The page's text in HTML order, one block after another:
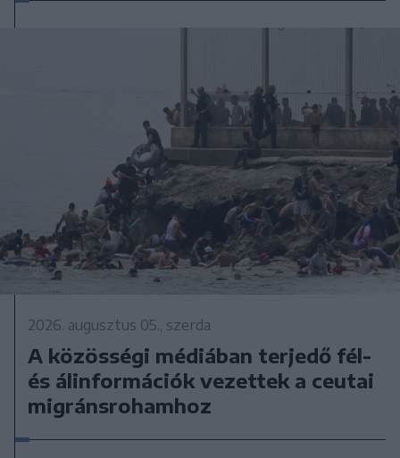
2026. augusztus 05., szerda
A közösségi médiában terjedő fél-
és álinformációk vezettek a ceutai
migránsrohamhoz